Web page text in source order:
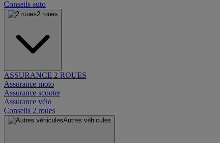
Conseils auto
2 roues
ASSURANCE 2 ROUES
Assurance moto
Assurance scooter
Assurance vélo
Conseils 2 roues
Autres véhicules